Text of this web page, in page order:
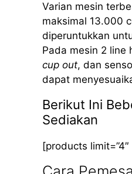
Varian mesin
maksimal 13.000
diperuntukkan
Pada mesin 2 line
cup out, dan
dapat
Berikut Ini
Sediakan
[products